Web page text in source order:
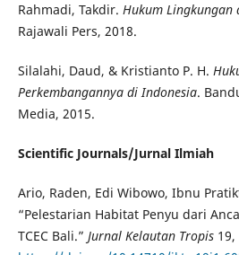
Rahmadi, Takdir. Hukum Lingkungan
Rajawali Pers, 2018.
Silalahi, Daud, & Kristianto P. H.
Perkembangannya di Indonesia.
Media, 2015.
Scientific Journals/Jurnal Ilmiah
Ario, Raden, Edi Wibowo, Ibnu
“Pelestarian Habitat Penyu dari
TCEC Bali.” Jurnal Kelautan Tropis